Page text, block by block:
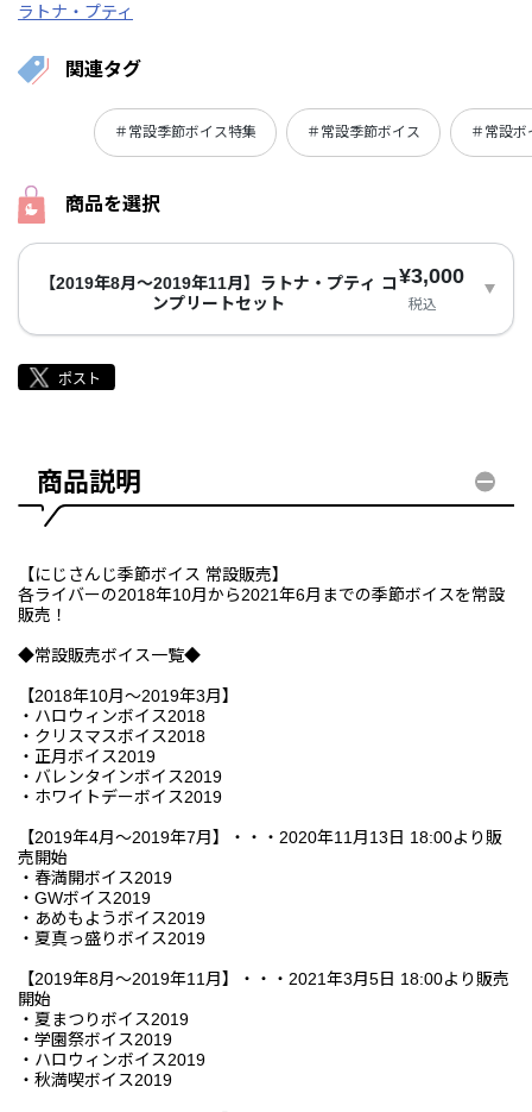
ラトナ・プティ
関連タグ
＃常設季節ボイス特集 ＃常設季節ボイス ＃常設ボ
商品を選択
【2019年8月～2019年11月】ラトナ・プティ コ
ンプリートセット
¥3,000
税込
商品説明
【にじさんじ季節ボイス 常設販売】
各ライバーの2018年10月から2021年6月までの季節ボイスを常設
販売！
◆常設販売ボイス一覧◆
【2018年10月～2019年3月】
・ハロウィンボイス2018
・クリスマスボイス2018
・正月ボイス2019
・バレンタインボイス2019
・ホワイトデーボイス2019
【2019年4月～2019年7月】・・・2020年11月13日 18:00より販
売開始
・春満開ボイス2019
・GWボイス2019
・あめもようボイス2019
・夏真っ盛りボイス2019
【2019年8月～2019年11月】・・・2021年3月5日 18:00より販売
開始
・夏まつりボイス2019
・学園祭ボイス2019
・ハロウィンボイス2019
・秋満喫ボイス2019